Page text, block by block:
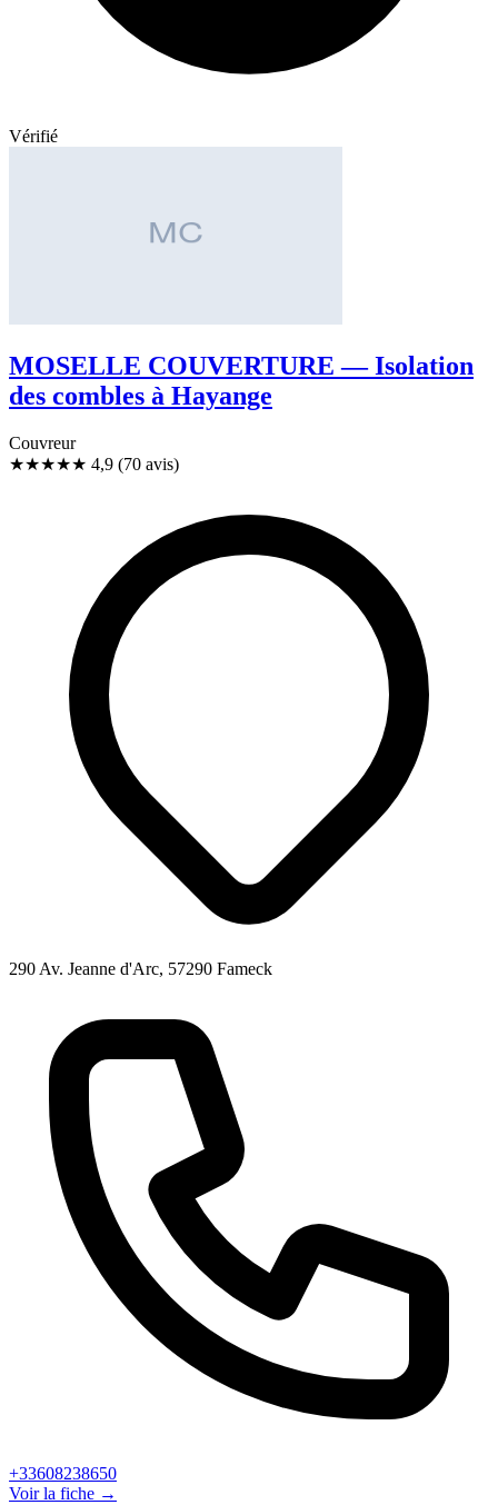
Vérifié
MOSELLE COUVERTURE — Isolation
des combles à Hayange
Couvreur
★★★★★ 4,9 (70 avis)
290 Av. Jeanne d'Arc, 57290 Fameck
+33608238650
Voir la fiche →